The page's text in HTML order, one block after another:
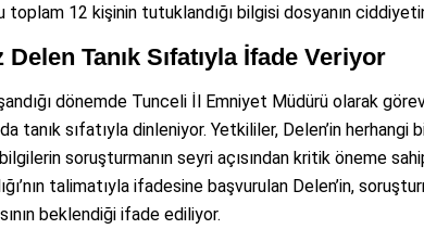
toplam 12 kişinin tutuklandığı bilgisi dosyanın
Delen Tanık Sıfatıyla İfade Veriyor
dönemde Tunceli İl Emniyet Müdürü olarak
tanık sıfatıyla dinleniyor. Yetkililer, Delen’in herhangi
soruşturmanın seyri açısından kritik öneme
talimatıyla ifadesine başvurulan Delen’in,
beklendiği ifade ediliyor.